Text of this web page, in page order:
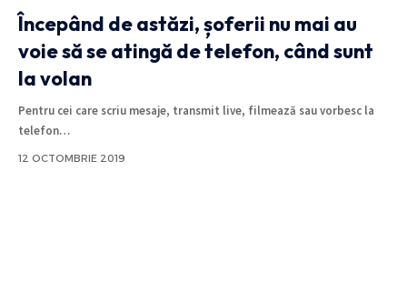
Începând de astăzi, șoferii nu mai au
voie să se atingă de telefon, când sunt
la volan
Pentru cei care scriu mesaje, transmit live, filmează sau vorbesc la
telefon…
12 OCTOMBRIE 2019